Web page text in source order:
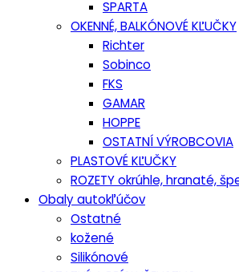
SPARTA
OKENNÉ, BALKÓNOVÉ KĽUČKY
Richter
Sobinco
FKS
GAMAR
HOPPE
OSTATNÍ VÝROBCOVIA
PLASTOVÉ KĽUČKY
ROZETY okrúhle, hranaté,
Obaly autokľúčov
Ostatné
kožené
Silikónové